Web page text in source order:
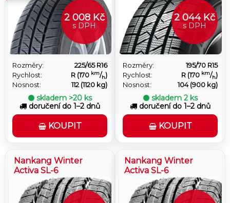
2 008 Kč
s DPH
Rozměry:
225/65 R16
Rychlost:
R (170 km/h)
Nosnost:
112 (1120 kg)
skladem >20 ks
doručení do 1–2 dnů
KOUPIT
2 044 Kč
s DPH
Rozměry:
195/70 R15
Rychlost:
R (170 km/h)
Nosnost:
104 (900 kg)
skladem 2 ks
doručení do 1–2 dnů
KOUPIT
Nankang Winter
Activa SL-6
Nankang Winter
Activa SL-6